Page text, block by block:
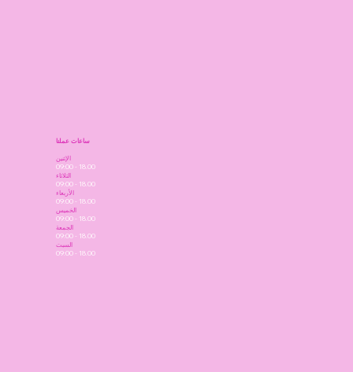
ساعات عملنا
الإثنين
09:00 - 18.00
الثلاثاء
09:00 - 18.00
الأربعاء
09:00 - 18.00
الخميس
09:00 - 18.00
الجمعة
09:00 - 18.00
السبت
09:00 - 18.00